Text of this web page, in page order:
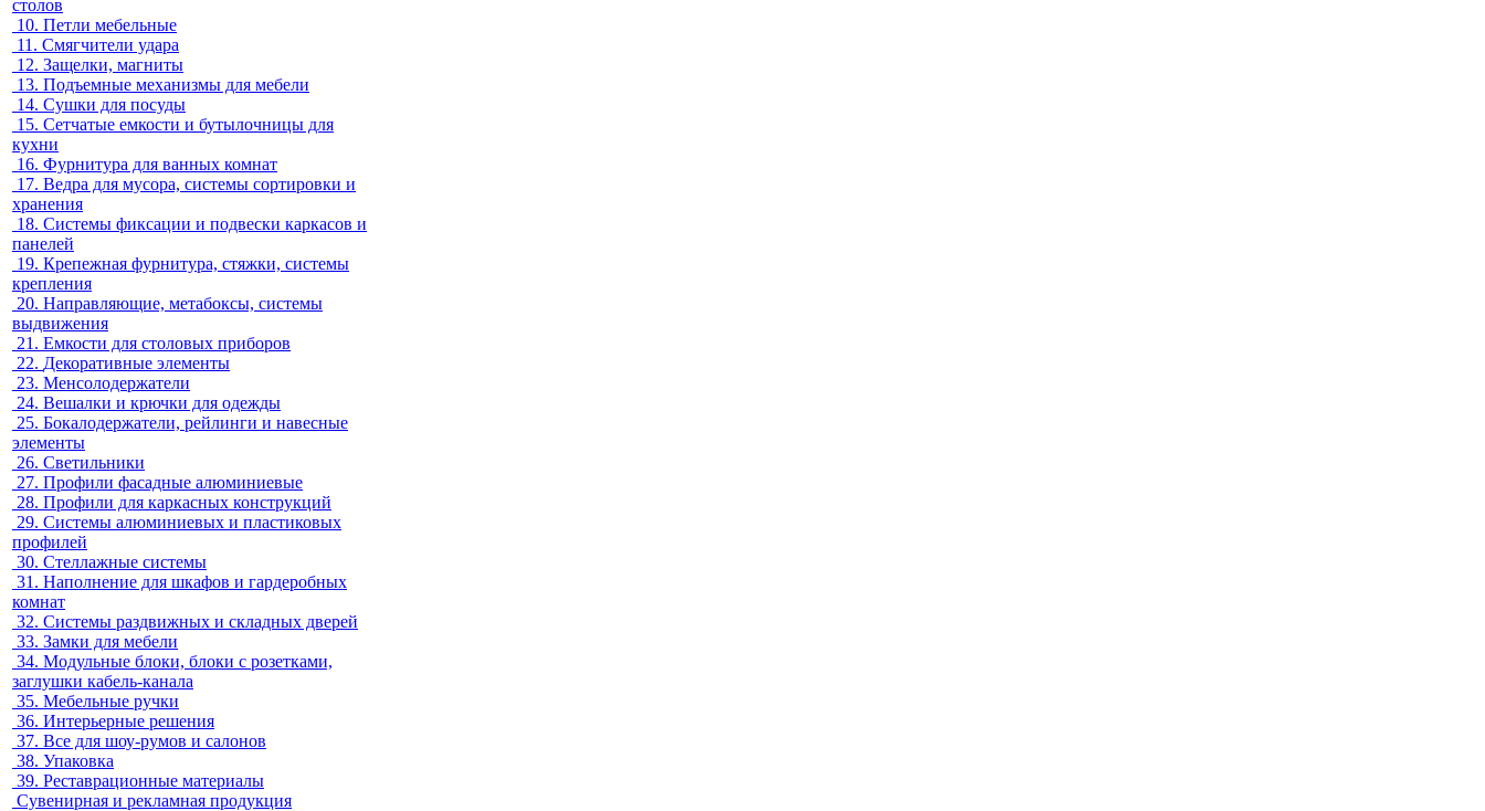
столов
10. Петли мебельные
11. Смягчители удара
12. Защелки, магниты
13. Подъемные механизмы для мебели
14. Сушки для посуды
15. Сетчатые емкости и бутылочницы для
кухни
16. Фурнитура для ванных комнат
17. Ведра для мусора, системы сортировки и
хранения
18. Системы фиксации и подвески каркасов и
панелей
19. Крепежная фурнитура, стяжки, системы
крепления
20. Направляющие, метабоксы, системы
выдвижения
21. Емкости для столовых приборов
22. Декоративные элементы
23. Менсолодержатели
24. Вешалки и крючки для одежды
25. Бокалодержатели, рейлинги и навесные
элементы
26. Светильники
27. Профили фасадные алюминиевые
28. Профили для каркасных конструкций
29. Системы алюминиевых и пластиковых
профилей
30. Стеллажные системы
31. Наполнение для шкафов и гардеробных
комнат
32. Системы раздвижных и складных дверей
33. Замки для мебели
34. Модульные блоки, блоки с розетками,
заглушки кабель-канала
35. Мебельные ручки
36. Интерьерные решения
37. Все для шоу-румов и салонов
38. Упаковка
39. Реставрационные материалы
Сувенирная и рекламная продукция